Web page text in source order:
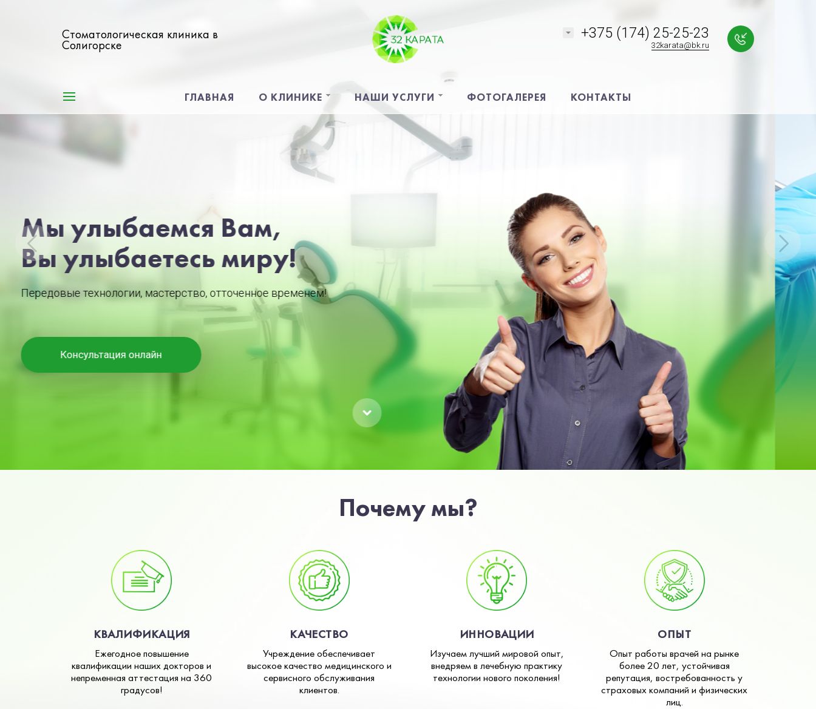
Стоматологическая клиника в
Солигорске
+375 (174) 25-25-23
32karata@bk.ru
ГЛАВНАЯ О КЛИНИКЕ НАШИ УСЛУГИ ФОТОГАЛЕРЕЯ КОНТАКТЫ
32 КАРАТА:
это территория здоровых
улыбок и хорошего настроения!
Почему мы?
КВАЛИФИКАЦИЯ
Ежегодное повышение
квалификации наших докторов и
непременная аттестация на 360
градусов!
КАЧЕСТВО
Учреждение обеспечивает
высокое качество медицинского и
сервисного обслуживания
клиентов.
ИННОВАЦИИ
Изучаем лучший мировой опыт,
внедряем в лечебную практику
технологии нового поколения!
ОПЫТ
Опыт работы врачей на рынке
более 20 лет, устойчивая
репутация, востребованность у
страховых компаний и физических
лиц.